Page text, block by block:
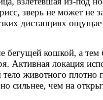
зверь не может не
дистанциях
бегущей кошкой, а
Активная локация
животного плотно
сильнее, чем на